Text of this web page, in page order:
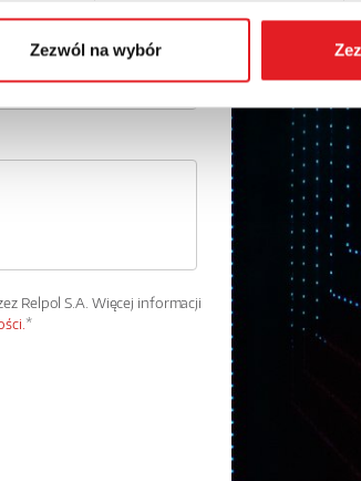
Zezwól na wybór
Relpol S.A. Więcej informacji
*